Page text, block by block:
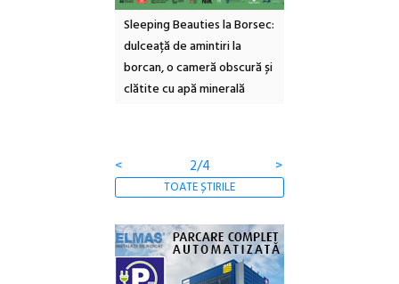
Sleeping Beauties la Borsec:
dulceață de amintiri la
borcan, o cameră obscură și
clătite cu apă minerală
< 2/4 >
TOATE ȘTIRILE